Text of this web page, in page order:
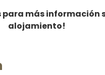
más información
alojamiento!